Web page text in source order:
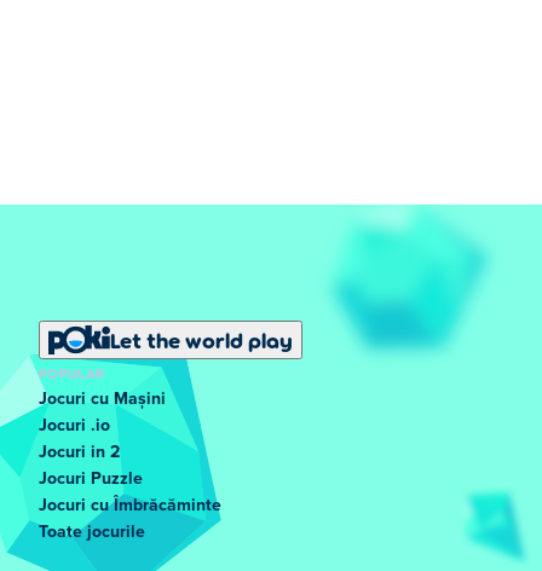
Let the world play
POPULAR
Jocuri cu Mașini
Jocuri .io
Jocuri in 2
Jocuri Puzzle
Jocuri cu Îmbrăcăminte
Toate jocurile